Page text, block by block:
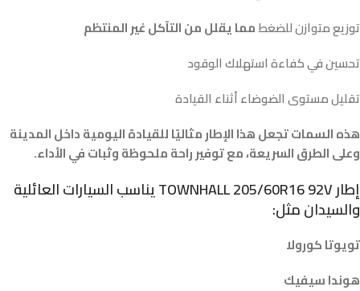
توزيع متوازن للضغطمما يقلل من التآكل غير المنتظم
تحسين في كفاءة استهلاك الوقود
تقليل مستوى الضوضاء أثناء القيادة
هذه السمات تجعل هذا الإطار مثاليًا للقيادة اليومية داخل المدينة
وعلى الطرق السريعة، مع توفير راحة ملحوظة وثبات في الأداء.
إطارTOWNHALL 205/60R16 92Vيناسب السيارات العائلية
والسيدان مثل:
تويوتا كورولا
هوندا سيفيك